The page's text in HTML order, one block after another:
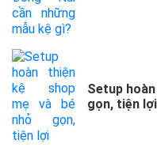
Setup
gọn, tiện lợi